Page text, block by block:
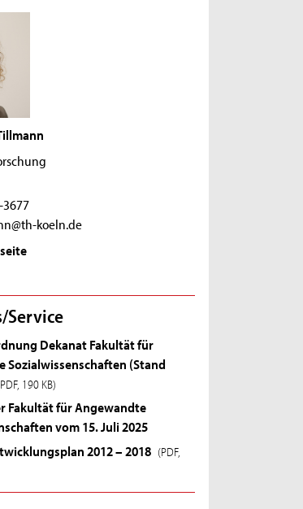
koeln.de
Service
Dekanat Fakultät für
Sozialwissenschaften (Stand
190 KB)
Fakultät für Angewandte
vom 15. Juli 2025
2012 – 2018 (PDF,